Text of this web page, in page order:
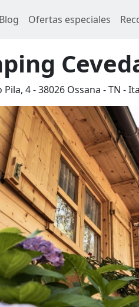
Blog Ofertas especiales
Pila, 4-38026 Ossana -TN -